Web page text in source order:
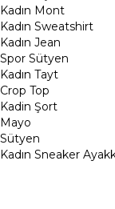
Kadın Mont
Kadın Sweatshirt
Kadın Jean
Spor Sütyen
Kadın Tayt
Crop Top
Kadin Şort
Mayo
Sütyen
Kadın Sneaker